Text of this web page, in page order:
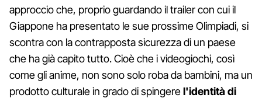
approccio che, proprio guardando il trailer con cui il
Giappone ha presentato le sue prossime Olimpiadi, si
scontra con la contrapposta sicurezza di un paese
che ha già capito tutto. Cioè che i videogiochi, così
come gli anime, non sono solo roba da bambini, ma un
prodotto culturale in grado di spingerel'identità di